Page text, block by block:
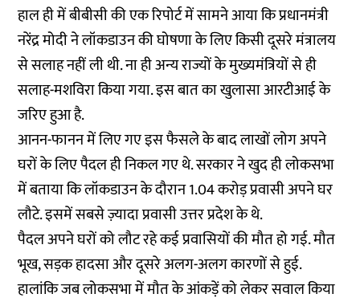
हाल ही में बीबीसी की एकरिपोर्टमें सामने आया कि प्रधानमंत्री
नरेंद्र मोदी ने लॉकडाउन की घोषणा के लिए किसी दूसरे मंत्रालय
से सलाह नहीं ली थी. ना ही अन्य राज्यों के मुख्यमंत्रियों से ही
सलाह-मशविरा किया गया. इस बात का खुलासा आरटीआई के
जरिए हुआ है.
आनन-फानन में लिए गए इस फैसले के बाद लाखों लोग अपने
घरों के लिए पैदल ही निकल गए थे. सरकार ने खुद ही लोकसभा
में बताया कि लॉकडाउन के दौरान 1.04 करोड़ प्रवासी अपने घर
लौटे. इसमें सबसे ज़्यादा प्रवासी उत्तर प्रदेश के थे.
पैदल अपने घरों को लौट रहे कई प्रवासियों की मौत हो गई. मौत
भूख, सड़क हादसा और दूसरे अलग-अलग कारणों से हुई.
हालांकि जब लोकसभा में मौत के आंकड़ें को लेकर सवाल किया